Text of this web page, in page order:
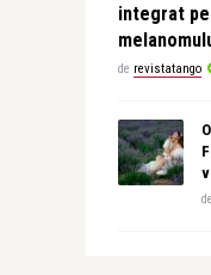
integrat
de revistatango
de